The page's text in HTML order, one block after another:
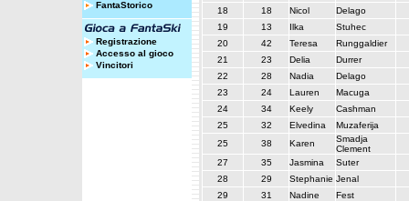
FantaStorico
Registrazione
Accesso al gioco
Vincitori
18
18 Nicol
Delago
19
13 Ilka
Stuhec
20
42 Teresa
Runggaldier
21
23 Delia
Durrer
22
28 Nadia
Delago
23
24 Lauren
Macuga
24
34 Keely
Cashman
25
32 Elvedina
Muzaferija
25
38 Karen
Smadja
Clement
27
35 Jasmina
Suter
28
29 Stephanie Jenal
29
31 Nadine
Fest